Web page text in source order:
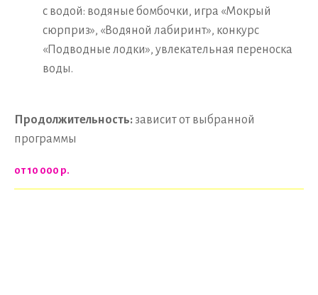
с водой: водяные бомбочки, игра «Мокрый
сюрприз», «Водяной лабиринт», конкурс
«Подводные лодки», увлекательная переноска
воды.
Продолжительность: зависит от выбранной
программы
от 10 000 р.